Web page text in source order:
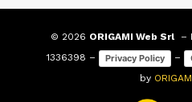
© 2026 ORIGAMI Web Srl–
1336398 –
Privacy Policy –
by